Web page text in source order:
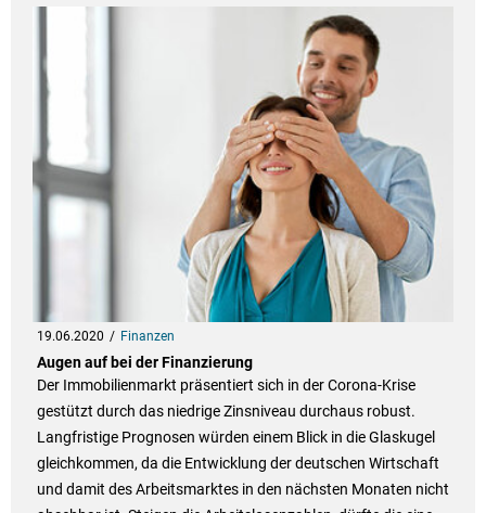
19.06.2020 Finanzen
Augen auf bei der Finanzierung
Der Immobilienmarkt präsentiert sich in der Corona-Krise
gestützt durch das niedrige Zinsniveau durchaus robust.
Langfristige Prognosen würden einem Blick in die Glaskugel
gleichkommen, da die Entwicklung der deutschen Wirtschaft
und damit des Arbeitsmarktes in den nächsten Monaten nicht